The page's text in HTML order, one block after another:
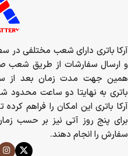
آرکا باتری دارای شعب مختلفی
و ارسال سفارشات از طریق شعب
همین جهت مدت زمان بعد از
باتری به نهایتا دو ساعت محدود
آرکا باتری این امکان را فراهم کرده
برای پنج روز آتی نیز بر حسب
سفارش را انجام دهند.